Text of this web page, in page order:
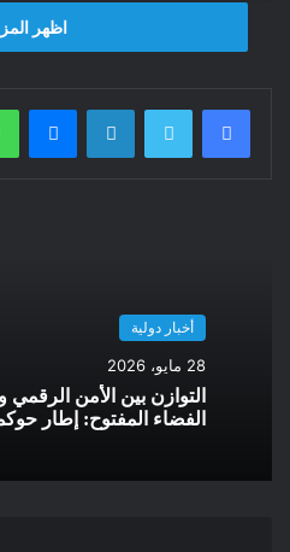
وكالة اذرتاج
اظهر
فيسبوك تويتر لينكدإن
أخبار دولية
28 مايو، 2026
التوازن بين الأمن
الفضاء المفتوح: إطار